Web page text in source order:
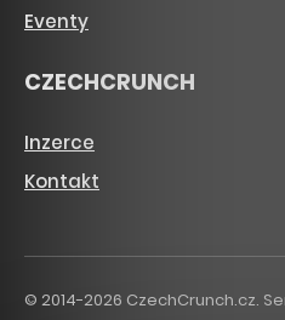
Eventy
CZECHCRUNCH
Inzerce
Kontakt
© 2014-2026 CzechCrunch.cz.